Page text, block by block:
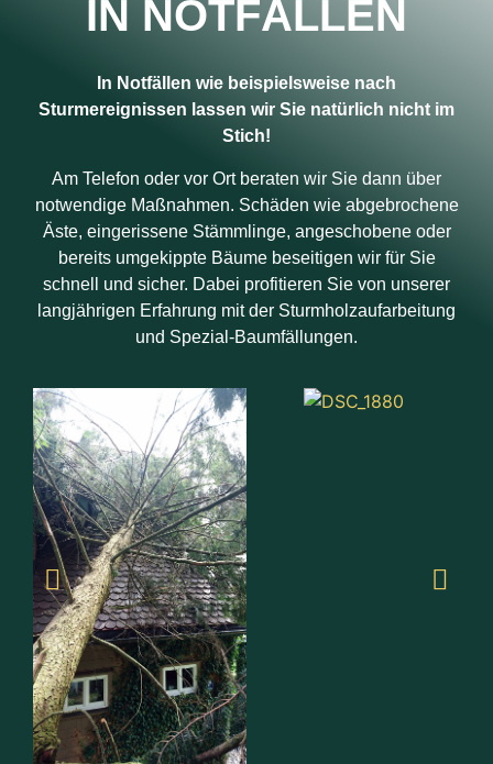
IN NOTFÄLLEN
In Notfällen wie beispielsweise nach
Sturmereignissen lassen wir Sie natürlich nicht im
Stich!
Am Telefon oder vor Ort beraten wir Sie dann über
notwendige Maßnahmen. Schäden wie abgebrochene
Äste, eingerissene Stämmlinge, angeschobene oder
bereits umgekippte Bäume beseitigen wir für Sie
schnell und sicher. Dabei profitieren Sie von unserer
langjährigen Erfahrung mit der Sturmholzaufarbeitung
und Spezial-Baumfällungen.